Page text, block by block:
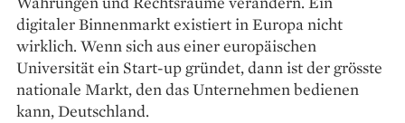
digitaler Binnenmarkt existiert in Europa nicht
wirklich. Wenn sich aus einer europäischen
Universität ein Start-up gründet, dann ist der grösste
nationale Markt, den das Unternehmen bedienen
kann, Deutschland.